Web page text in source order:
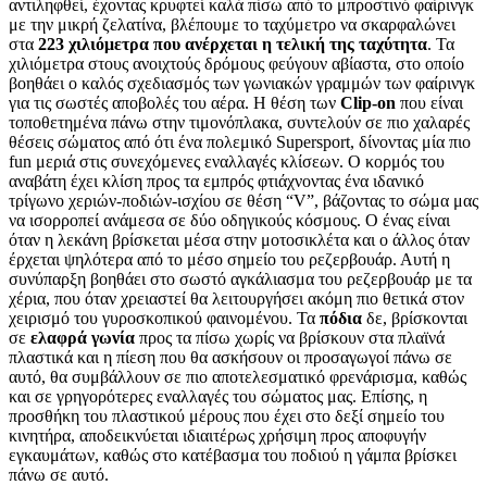
αντιληφθεί, έχοντας κρυφτεί καλά πίσω από το μπροστινό φαίρινγκ
με την μικρή ζελατίνα, βλέπουμε το ταχύμετρο να σκαρφαλώνει
στα 223 χιλιόμετρα που ανέρχεται η τελική της ταχύτητα. Τα
χιλιόμετρα στους ανοιχτούς δρόμους φεύγουν αβίαστα, στο οποίο
βοηθάει ο καλός σχεδιασμός των γωνιακών γραμμών των φαίρινγκ
για τις σωστές αποβολές του αέρα. Η θέση των Clip-on που είναι
τοποθετημένα πάνω στην τιμονόπλακα, συντελούν σε πιο χαλαρές
θέσεις σώματος από ότι ένα πολεμικό Supersport, δίνοντας μία πιο
fun μεριά στις συνεχόμενες εναλλαγές κλίσεων. Ο κορμός του
αναβάτη έχει κλίση προς τα εμπρός φτιάχνοντας ένα ιδανικό
τρίγωνο χεριών-ποδιών-ισχίου σε θέση “V”, βάζοντας το σώμα μας
να ισορροπεί ανάμεσα σε δύο οδηγικούς κόσμους. Ο ένας είναι
όταν η λεκάνη βρίσκεται μέσα στην μοτοσικλέτα και ο άλλος όταν
έρχεται ψηλότερα από το μέσο σημείο του ρεζερβουάρ. Αυτή η
συνύπαρξη βοηθάει στο σωστό αγκάλιασμα του ρεζερβουάρ με τα
χέρια, που όταν χρειαστεί θα λειτουργήσει ακόμη πιο θετικά στον
χειρισμό του γυροσκοπικού φαινομένου. Τα πόδια δε, βρίσκονται
σε ελαφρά γωνία προς τα πίσω χωρίς να βρίσκουν στα πλαϊνά
πλαστικά και η πίεση που θα ασκήσουν οι προσαγωγοί πάνω σε
αυτό, θα συμβάλλουν σε πιο αποτελεσματικό φρενάρισμα, καθώς
και σε γρηγορότερες εναλλαγές του σώματος μας. Επίσης, η
προσθήκη του πλαστικού μέρους που έχει στο δεξί σημείο του
κινητήρα, αποδεικνύεται ιδιαιτέρως χρήσιμη προς αποφυγήν
εγκαυμάτων, καθώς στο κατέβασμα του ποδιού η γάμπα βρίσκει
πάνω σε αυτό.